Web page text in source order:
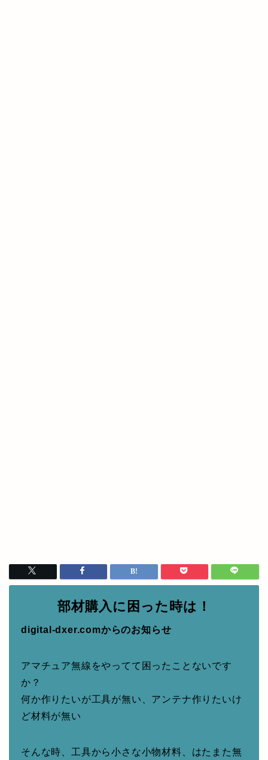
部材購入に困った時は！
digital-dxer.comからのお知らせ
アマチュア無線をやってて困ったことないです
か？
何か作りたいが工具が無い、アンテナ作りたいけ
ど材料が無い
そんな時、工具から小さな小物材料、はたまた無